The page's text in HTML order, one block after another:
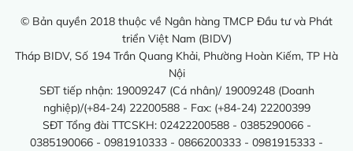
© Bản quyền 2018 thuộc về Ngân hàng TMCP Đầu tư và Phát
triển Việt Nam (BIDV)
Tháp BIDV, Số 194 Trần Quang Khải, Phường Hoàn Kiếm, TP Hà
Nội
SĐT tiếp nhận: 19009247 (Cá nhân)/ 19009248 (Doanh
nghiệp)/(+84-24) 22200588 - Fax: (+84-24) 22200399
SĐT Tổng đài TTCSKH: 02422200588 - 0385290066 -
0385190066 - 0981910333 - 0866200333 - 0981915333 -